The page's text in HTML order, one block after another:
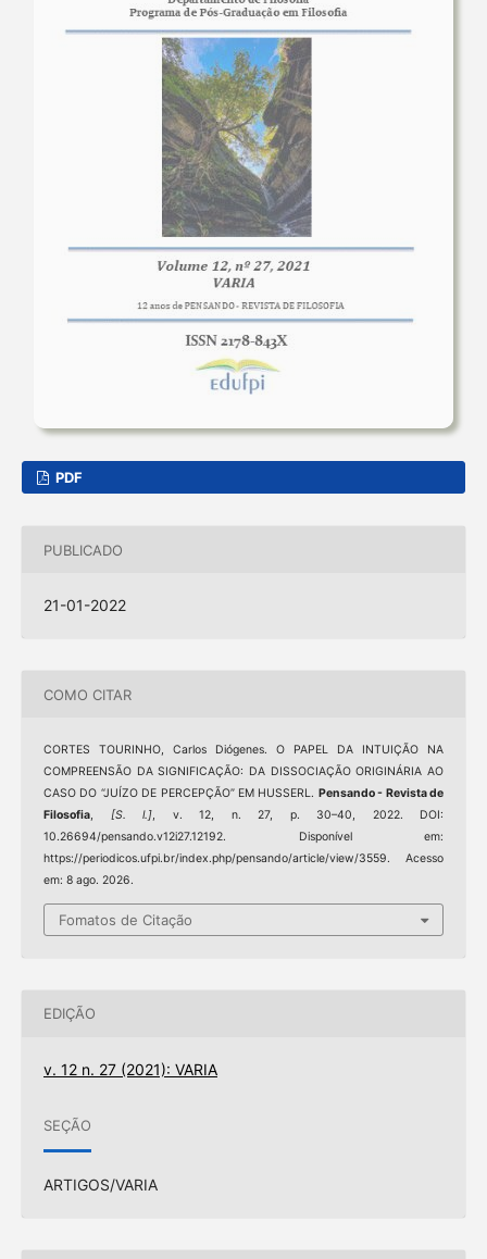
PDF
PUBLICADO
21-01-2022
COMO CITAR
CORTES TOURINHO, Carlos Diógenes. O PAPEL DA INTUIÇÃO NA
COMPREENSÃO DA SIGNIFICAÇÃO: DA DISSOCIAÇÃO ORIGINÁRIA AO
CASO DO “JUÍZO DE PERCEPÇÃO” EM HUSSERL. Pensando - Revista de
Filosofia, [S. l.], v. 12, n. 27, p. 30–40, 2022. DOI:
10.26694/pensando.v12i27.12192. Disponível em:
https://periodicos.ufpi.br/index.php/pensando/article/view/3559. Acesso
em: 8 ago. 2026.
Fomatos de Citação
EDIÇÃO
v. 12 n. 27 (2021): VARIA
SEÇÃO
ARTIGOS/VARIA